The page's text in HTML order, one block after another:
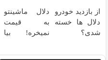
از بازدید خودرو
دلال ها خسته
شدی؟
ماشینت رو
دلال ماشینتو
به قیمت
نمیخره! بیا
بفروش*فقط